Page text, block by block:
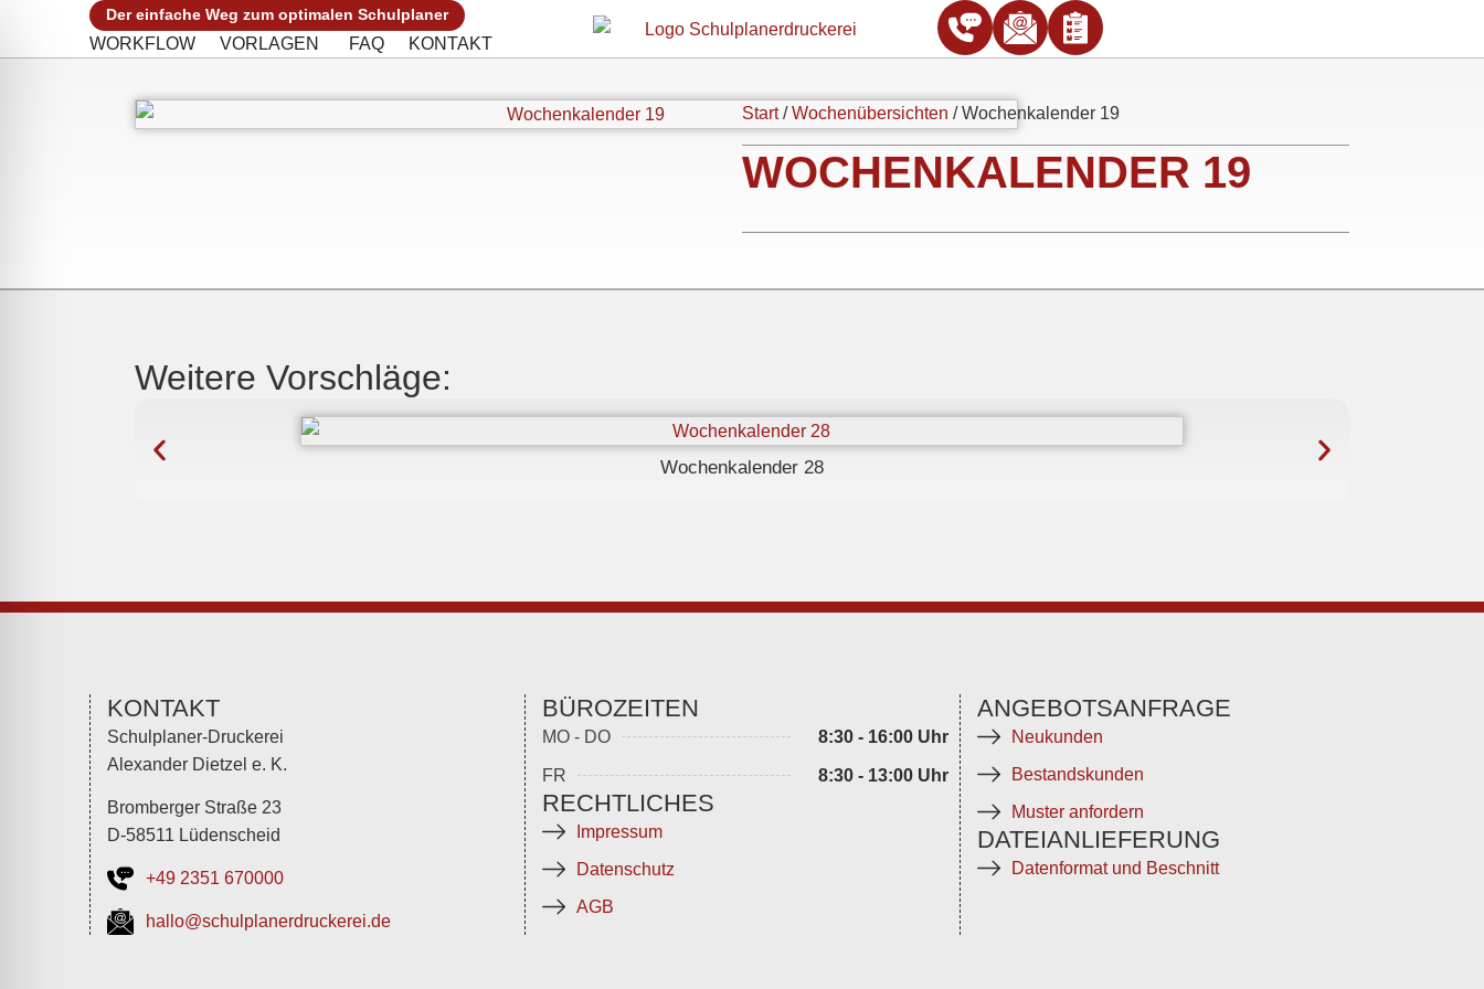
Der einfache Weg zum optimalen Schulplaner
WORKFLOW VORLAGEN FAQ KONTAKT
Start/Wochenübersichten / Wochenkalender 19
WOCHENKALENDER 19
Weitere Vorschläge:
Wochenkalender 28
KONTAKT
Schulplaner-Druckerei
Alexander Dietzel e. K.
Bromberger Straße 23
D-58511 Lüdenscheid
+49 2351 670000
hallo@schulplanerdruckerei.de
BÜROZEITEN
MO - DO 8:30 - 16:00 Uhr
FR 8:30 - 13:00 Uhr
RECHTLICHES
Impressum
Datenschutz
AGB
ANGEBOTSANFRAGE
Neukunden
Bestandskunden
Muster anfordern
DATEIANLIEFERUNG
Datenformat und Beschnitt